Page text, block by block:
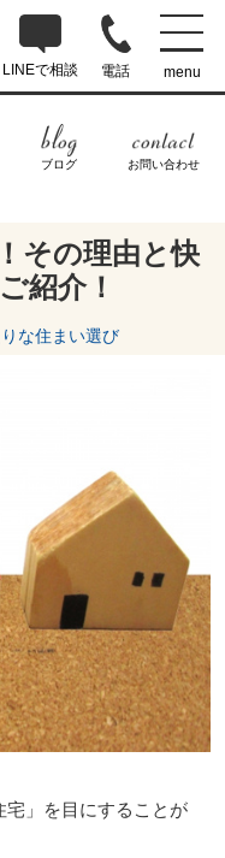
LINEで相談 電話 menu
ブログ お問い合わせ
その理由と快
紹介！
な住まい選び
宅」を目にすることが